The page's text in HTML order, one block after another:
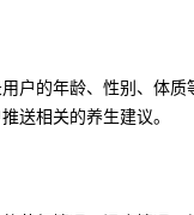
户的年龄、性别、体质
送相关的养生建议。